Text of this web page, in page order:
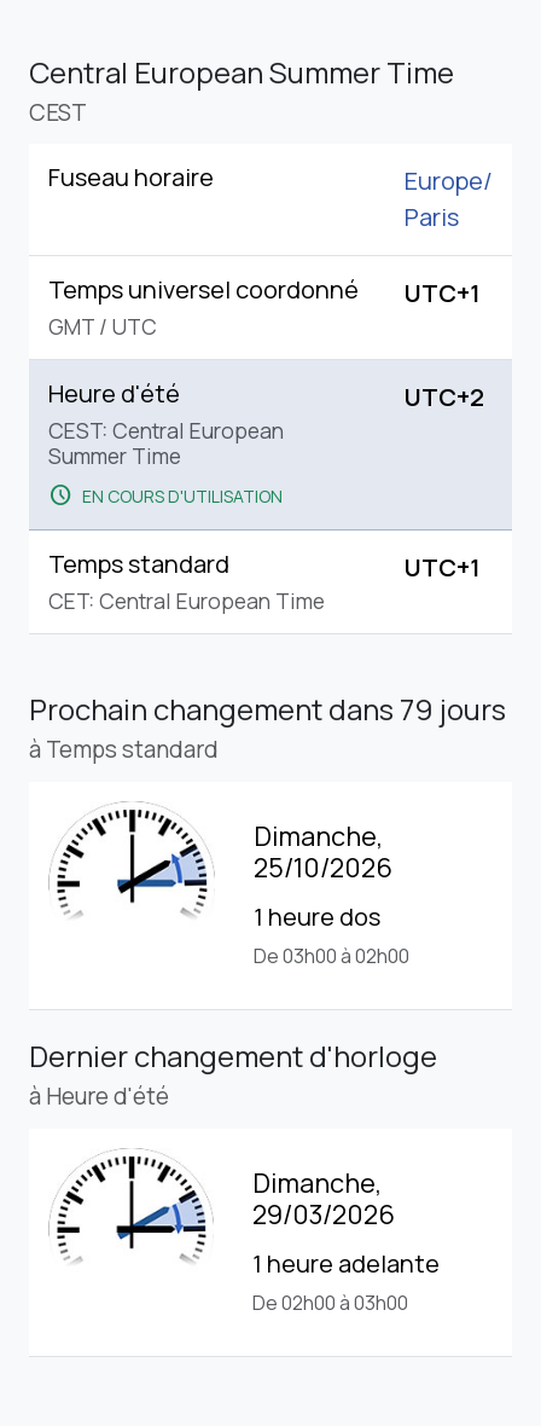
Central European Summer Time
CEST
Fuseau horaire
Europe/
Paris
Temps universel coordonné
GMT / UTC
UTC+1
Heure d'été
CEST: Central European
Summer Time
schedule EN COURS D'UTILISATION
UTC+2
Temps standard
CET: Central European Time
UTC+1
Prochain changementdans 79 jours
à Temps standard
Dimanche,
25/10/2026
1 heure dos
De 03h00 à 02h00
Dernier changement d'horloge
à Heure d'été
Dimanche,
29/03/2026
1 heure adelante
De 02h00 à 03h00